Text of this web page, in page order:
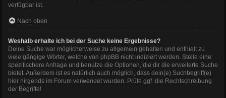
verfügbar ist.
Nach oben
Weshalb erhalte ich bei der Suche keine Ergebnisse?
Deine Suche war möglicherweise zu allgemein gehalten und enthielt zu
viele gängige Wörter, welche von phpBB nicht indiziert werden. Stelle eine
spezifischere Anfrage und benutze die Optionen, die dir die erweiterte Suche
bietet. Außerdem ist es natürlich auch möglich, dass dein(e) Suchbegriff(e)
hier nirgends im Forum verwendet wurden. Prüfe ggf. die Rechtschreibung
der Begriffe!